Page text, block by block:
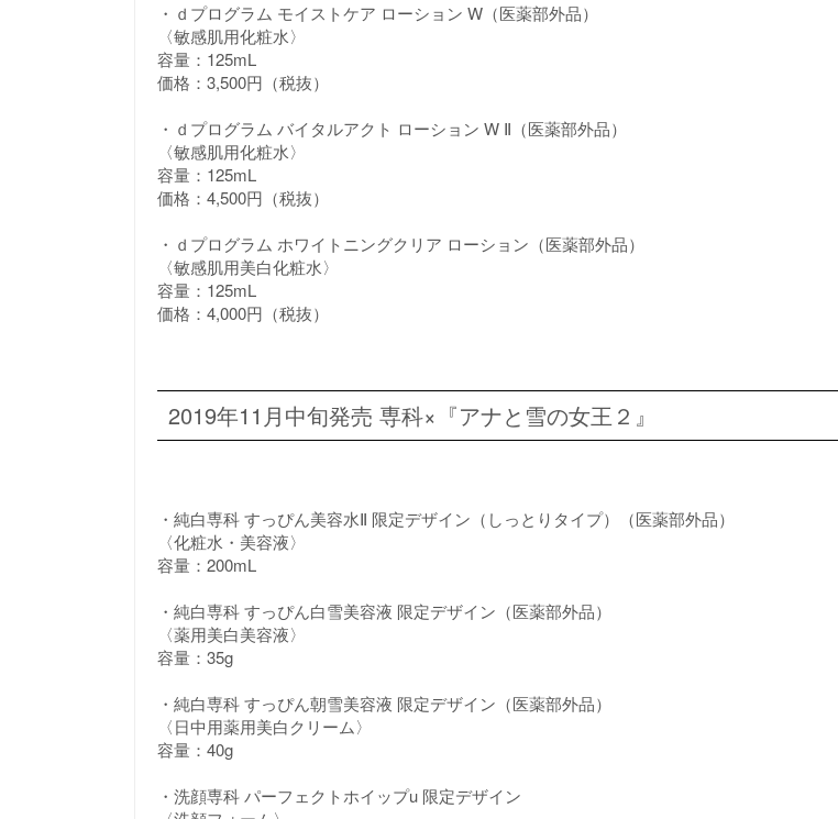
・ｄプログラム モイストケア ローション W（医薬部外品）
〈敏感肌用化粧水〉
容量：125mL
価格：3,500円（税抜）
・ｄプログラム バイタルアクト ローション W Ⅱ（医薬部外品）
〈敏感肌用化粧水〉
容量：125mL
価格：4,500円（税抜）
・ｄプログラム ホワイトニングクリア ローション（医薬部外品）
〈敏感肌用美白化粧水〉
容量：125mL
価格：4,000円（税抜）
2019年11月中旬発売 専科×『アナと雪の女王２』
・純白専科 すっぴん美容水Ⅱ 限定デザイン（しっとりタイプ）（医薬部外品）
〈化粧水・美容液〉
容量：200mL
・純白専科 すっぴん白雪美容液 限定デザイン（医薬部外品）
〈薬用美白美容液〉
容量：35g
・純白専科 すっぴん朝雪美容液 限定デザイン（医薬部外品）
〈日中用薬用美白クリーム〉
容量：40g
・洗顔専科 パーフェクトホイップu 限定デザイン